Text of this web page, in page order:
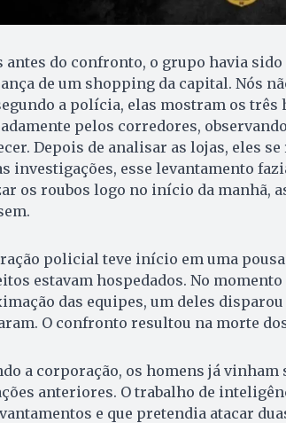
antes do confronto, o grupo havia
de um shopping da capital. Nós
a polícia, elas mostram os
pelos corredores,
Depois de analisar as lojas, eles
investigações, esse levantamento
os roubos logo no início da manhã,
policial teve início em uma
estavam hospedados. No
das equipes, um deles
O confronto resultou na morte
a corporação, os homens já
anteriores. O trabalho de
e que pretendia atacar